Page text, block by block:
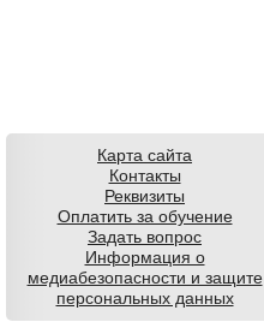
Карта сайта
Контакты
Реквизиты
Оплатить за обучение
Задать вопрос
Информация о
медиабезопасности и защите
персональных данных